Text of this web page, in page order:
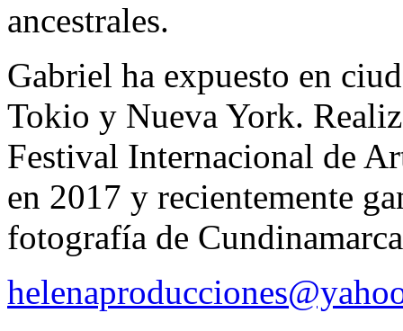
ancestrales.
Gabriel ha expuesto en
Tokio y Nueva York.
Festival Internacional de
en 2017 y recientemente
fotografía de